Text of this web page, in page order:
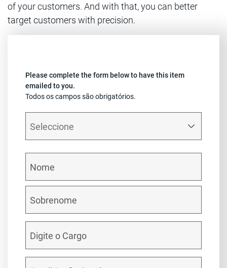
of your customers. And with that, you can better
target customers with precision.
Please complete the form below to have this item
emailed to you.
Todos os campos são obrigatórios.